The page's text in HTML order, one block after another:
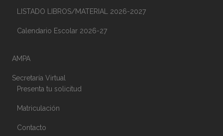
LISTADO LIBROS/MATERIAL 2026-2027
Calendario Escolar 2026-27
AMPA
Secretaría Virtual
Presenta tu solicitud
Matriculación
Contacto